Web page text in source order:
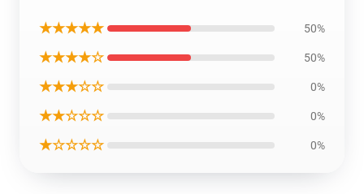
★★★★★ 50%
★★★★☆ 50%
★★★☆☆ 0%
★★☆☆☆ 0%
★☆☆☆☆ 0%